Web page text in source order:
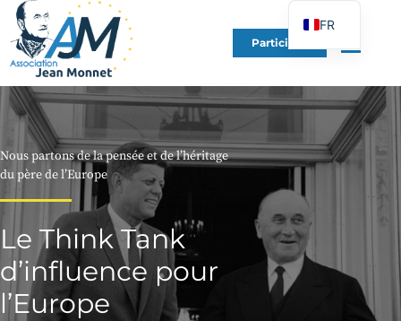
Participer
Nous partons de la pensée et de l’héritage
du père de l’Europe
Le Think Tank
d’influence pour
l’Europe
FR
EN
DE
ES
IT